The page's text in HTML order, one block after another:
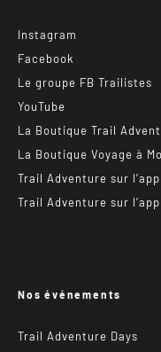
Instagram
Facebook
Le groupe FB Trailistes
YouTube
La Boutique Trail
La Boutique Voyage à
Trail Adventure sur l’app
Trail Adventure sur
Nos événements
Trail Adventure Days